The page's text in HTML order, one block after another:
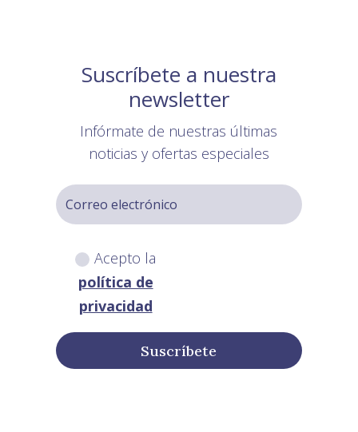
Suscríbete a nuestra
newsletter
Infórmate de nuestras últimas
noticias y ofertas especiales
Acepto la
política de
privacidad
Suscríbete